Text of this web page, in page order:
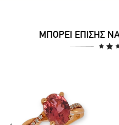
ΜΠΟΡΕΊ ΕΠΊΣΗΣ